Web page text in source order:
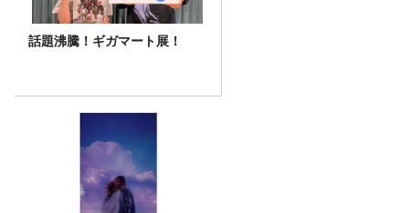
話題沸騰！ギガマート展！